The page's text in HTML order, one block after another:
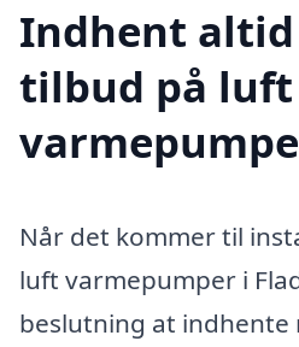
Indhent
tilbud på
Når det kommer til
luft varmepumper i
beslutning at